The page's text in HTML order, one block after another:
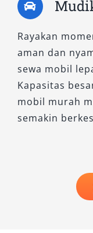
Rayakan
aman dan
sewa mobil
Kapasitas
mobil murah
semakin